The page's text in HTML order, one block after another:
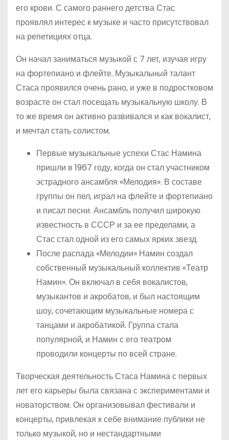
его крови. С самого раннего детства Стас
проявлял интерес к музыке и часто присутствовал
на репетициях отца.
Он начал заниматься музыкой с 7 лет, изучая игру
на фортепиано и флейте. Музыкальный талант
Стаса проявился очень рано, и уже в подростковом
возрасте он стал посещать музыкальную школу. В
то же время он активно развивался и как вокалист,
и мечтал стать солистом.
Первые музыкальные успехи Стас Намина
пришли в 1967 году, когда он стал участником
эстрадного ансамбля «Мелодия». В составе
группы он пел, играл на флейте и фортепиано
и писал песни. Ансамбль получил широкую
известность в СССР и за ее пределами, а
Стас стал одной из его самых ярких звезд.
После распада «Мелодии» Намин создал
собственный музыкальный коллектив «Театр
Намин». Он включал в себя вокалистов,
музыкантов и акробатов, и был настоящим
шоу, сочетающим музыкальные номера с
танцами и акробатикой. Группа стала
популярной, и Намин с его театром
проводили концерты по всей стране.
Творческая деятельность Стаса Намина с первых
лет его карьеры была связана с экспериментами и
новаторством. Он организовывал фестивали и
концерты, привлекая к себе внимание публики не
только музыкой, но и нестандартными